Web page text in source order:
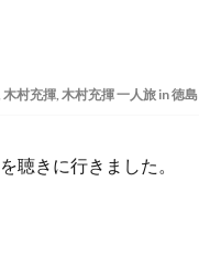
木村充揮, 木村充揮 一人旅 in 徳島
聴きに行きました。